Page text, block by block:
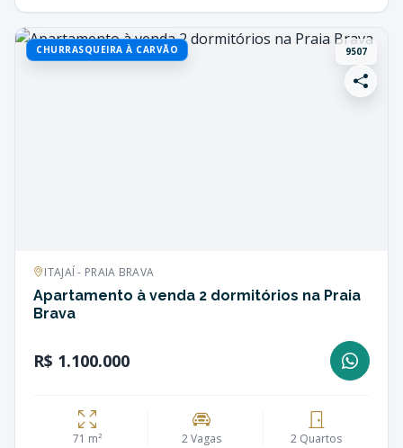
CHURRASQUEIRA À CARVÃO 9507
ITAJAÍ - PRAIA BRAVA
Apartamento à venda 2 dormitórios na Praia
Brava
R$ 1.100.000
71 m² 2 Vagas 2 Quartos